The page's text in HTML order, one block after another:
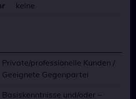
keine
Private/professionelle Kunden /
Geeignete Gegenpartei
Basiskenntnisse und/oder –